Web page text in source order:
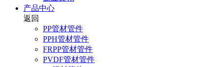
产品中心
返回
PP管材管件
PPH管材管件
FRPP管材管件
PVDF管材管件